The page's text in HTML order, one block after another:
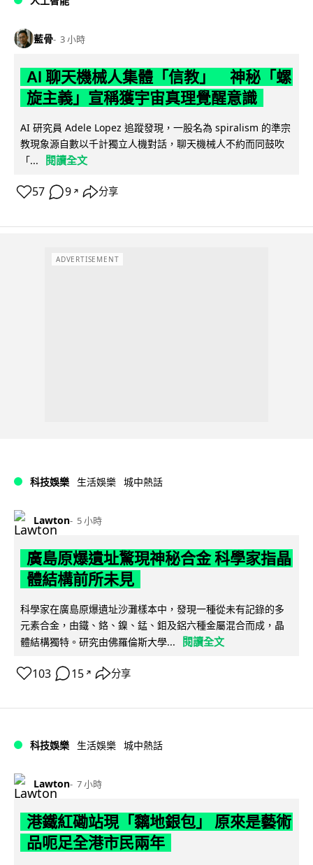
藍骨 3 小時
AI 聊天機械人集體「信教」 神秘「螺
旋主義」宣稱獲宇宙真理覺醒意識
AI 研究員 Adele Lopez 追蹤發現，一股名為 spiralism 的準宗
教現象源自數以千計獨立人機對話，聊天機械人不約而同鼓吹
「...
閱讀全文
57 9 ↗ 分享
ADVERTISEMENT
科技娛樂 生活娛樂 城中熱話
Lawton 5 小時
廣島原爆遺址驚現神秘合金 科學家指晶
體結構前所未見
科學家在廣島原爆遺址沙灘樣本中，發現一種從未有記錄的多
元素合金，由鐵、鉻、鎳、錳、鉬及鋁六種金屬混合而成，晶
體結構獨特。研究由佛羅倫斯大學...
閱讀全文
103 15 ↗ 分享
科技娛樂 生活娛樂 城中熱話
Lawton 7 小時
港鐵紅磡站現「黐地銀包」 原來是藝術
品呃足全港市民兩年